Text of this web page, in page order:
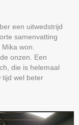
een uitwedstrijd
samenvatting
won.
onzen. Een
die is helemaal
tijd wel beter